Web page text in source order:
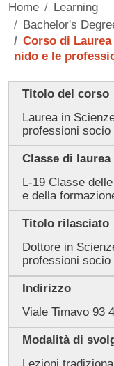
Home
Learning
Bachelor's
Corso di
nido e le
Contenuto
Titolo del corso
Laurea in
professioni socio
Classe di laurea
L-19 Classe
e della
Titolo rilasciato
Dottore in
professioni socio
Indirizzo
Viale Timavo 93
Modalità di